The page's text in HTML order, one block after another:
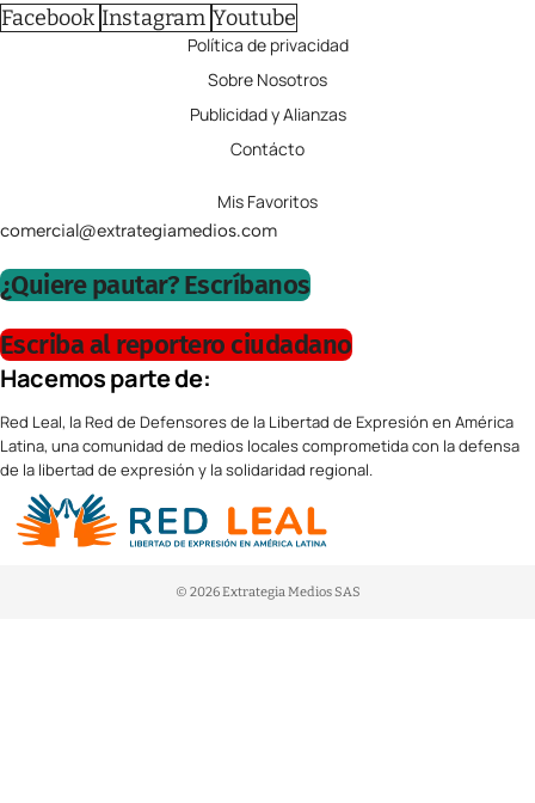
Facebook Instagram Youtube
Política de privacidad
Sobre Nosotros
Publicidad y Alianzas
Contácto
Mis Favoritos
comercial@extrategiamedios.com
¿Quiere pautar? Escríbanos
Escriba al reportero ciudadano
Hacemos parte de:
Red Leal, la Red de Defensores de la Libertad de Expresión en América
Latina, una comunidad de medios locales comprometida con la defensa
de la libertad de expresión y la solidaridad regional.
© 2026 Extrategia Medios SAS